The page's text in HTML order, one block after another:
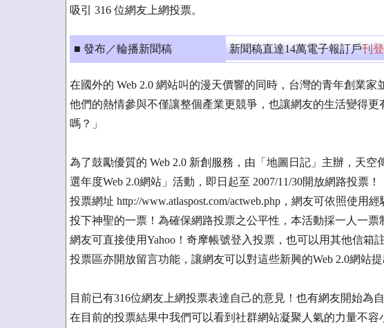
吸引 316 位網友上網投票。
■ 發布／輪播新聞稿 新聞稿直達14萬電子報訂戶刊
在國外的 Web 2.0 網站叫的漫天價響的同時，台灣的青年創業家
他們的熱情參與不僅讓整個產業更競爭，也讓網友的生活變得更
嗎？」
為了鼓勵優質的 Web 2.0 新創服務，由「地圖日記」主辦，天
選年度Web 2.0網站」活動，即日起至 2007/11/30開放網路投票！
投票網址 http://www.atlaspost.com/actweb.php，網友可依照使用經
投下神聖的一票！為確保網路投票之公平性，本活動採一人一票
網友可直接使用Yahoo！奇摩帳號登入投票，也可以用其他信箱
投票區亦開放留言功能，讓網友可以對這些新興的Web 2.0網站
目前已有316位網友上網投票表達自己的意見！也有網友開始為
在目前的投票結果中我們可以看到社群網站凝聚人氣的力量不容